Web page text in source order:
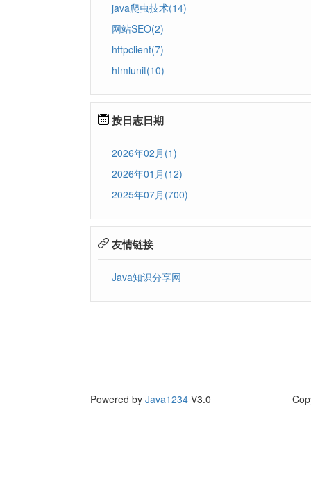
java爬虫技术(14)
网站SEO(2)
httpclient(7)
htmlunit(10)
按日志日期
2026年02月(1)
2026年01月(12)
2025年07月(700)
友情链接
Java知识分享网
Powered by Java1234 V3.0